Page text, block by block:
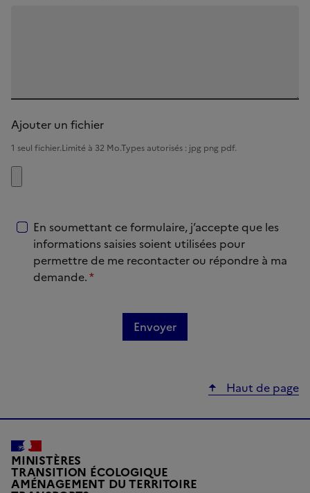
Ajouter un fichier
1 seul fichier.Limité à 32 Mo.Types autorisés : jpg png pdf.
En soumettant ce formulaire, j’accepte que les
informations saisies soient utilisées pour
permettre de me recontacter ou répondre à ma
demande.*
Haut de page
MINISTÈRES
TRANSITION ÉCOLOGIQUE
AMÉNAGEMENT DU TERRITOIRE